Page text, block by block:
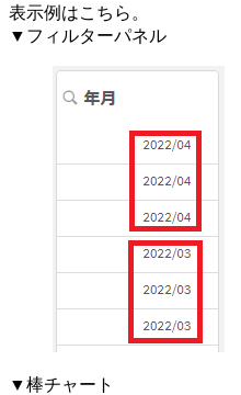
表示例はこちら。
▼フィルターパネル
▼棒チャート